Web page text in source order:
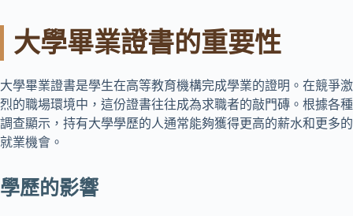
大學畢業證書的重要性
大學畢業證書是學生在高等教育機構完成學業的證明。在競爭激
烈的職場環境中，這份證書往往成為求職者的敲門磚。根據各種
調查顯示，持有大學學歷的人通常能夠獲得更高的薪水和更多的
就業機會。
學歷的影響